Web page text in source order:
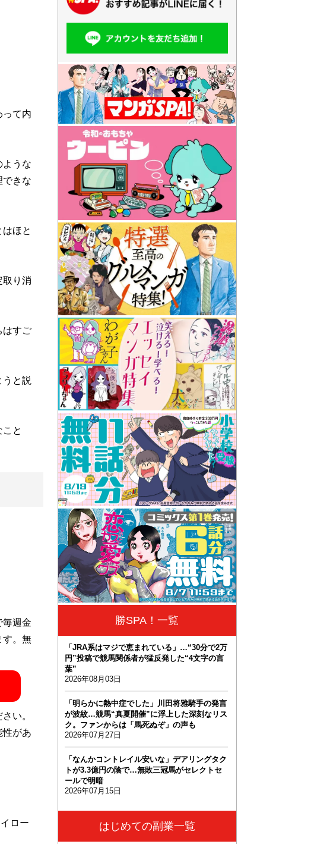
って内
うな
できな
ほと
り消
はすご
と説
と
毎週金
す。無
い。
性があ
ロー
勝SPA！一覧
「JRA系はマジで恵まれている」…“30分で2万
円”投稿で競馬関係者が猛反発した“4文字の言
葉”
2026年08月03日
「明らかに熱中症でした」川田将雅騎手の発言
が波紋…競馬“真夏開催”に浮上した深刻なリス
ク。ファンからは「馬死ぬぞ」の声も
2026年07月27日
「なんかコントレイル安いな」デアリングタク
トが3.3億円の陰で…無敗三冠馬がセレクトセ
ールで明暗
2026年07月15日
はじめての副業一覧